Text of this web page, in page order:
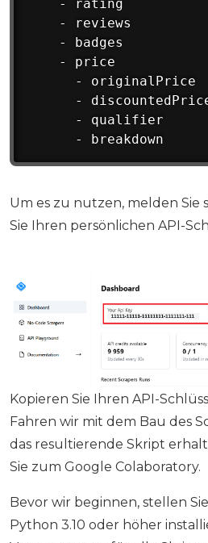
    - rating
    - reviews
    - badges
    - price
      - originalPrice
-
      - qualifier
      - breakdown
Um es zu nutzen, melden Sie
Sie Ihren persönlichen API-
Kopieren Sie Ihren API-
Fahren wir mit dem Bau des
das resultierende Skript
Sie zum Google Colaboratory.
Bevor wir beginnen, stellen
Python 3.10 oder höher